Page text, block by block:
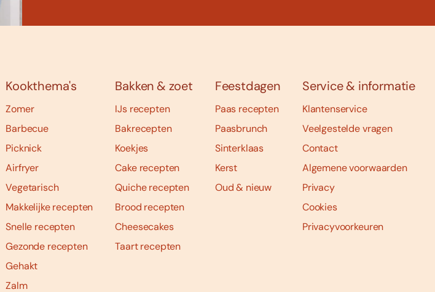
Kookthema's
Zomer
Barbecue
Picknick
Airfryer
Vegetarisch
Makkelijke recepten
Snelle recepten
Gezonde recepten
Gehakt
Zalm
Bakken & zoet
IJs recepten
Bakrecepten
Koekjes
Cake recepten
Quiche recepten
Brood recepten
Cheesecakes
Taart recepten
Feestdagen
Paas recepten
Paasbrunch
Sinterklaas
Kerst
Oud & nieuw
Service & informatie
Klantenservice
Veelgestelde vragen
Contact
Algemene voorwaarden
Privacy
Cookies
Privacyvoorkeuren